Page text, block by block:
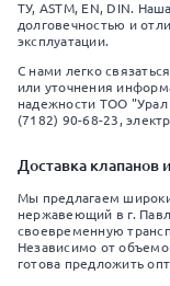
ТУ, ASTM, EN, DIN.
долговечностью и
эксплуатации.
С нами легко
или уточнения
надежности ТОО
(7182) 90-68-23,
Доставка клапанов
Мы предлагаем
нержавеющий в г.
своевременную
Независимо от
готова предложить